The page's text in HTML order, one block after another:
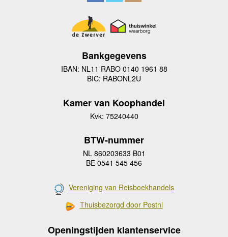
Bankgegevens
IBAN: NL11 RABO 0140 1961 88
BIC: RABONL2U
Kamer van Koophandel
Kvk: 75240440
BTW-nummer
NL 860203633 B01
BE 0541 545 456
Vereniging van Reisboekhandels
Thuisbezorgd door Postnl
Openingstijden klantenservice